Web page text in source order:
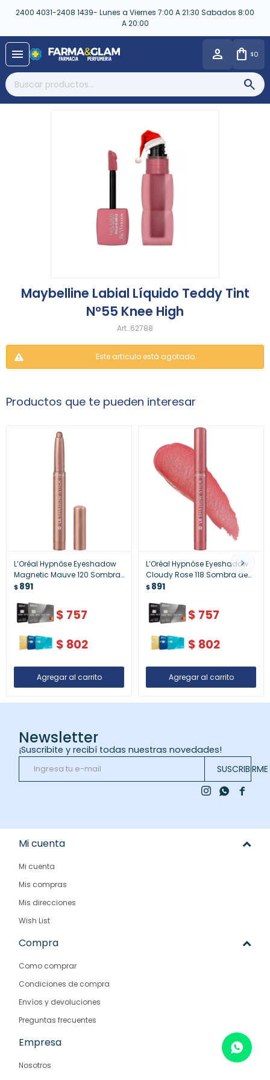
2400 4031-2408 1439- Lunes a Viernes 7:00 A 21:30 Sabados 8:00
A 20:00
menu $0
Maybelline Labial Líquido Teddy Tint
N°55 Knee High
62788
Este artículo está agotado.
Productos que te pueden interesar
L’Oréal Hypnôse Eyeshadow
Magnetic Mauve 120 Sombra
de Ojos
$891
$ 757
$ 802
L’Oréal Hypnôse Eyeshadow
Cloudy Rose 118 Sombra de
Ojos
$891
$ 757
$ 802
Newsletter
¡Suscribite y recibí todas nuestras novedades!
SUSCRIBIRME

 
Mi cuenta
Mi cuenta
Mis compras
Mis direcciones
Wish List
Compra
Como comprar
Condiciones de compra
Envíos y devoluciones
Preguntas frecuentes
Empresa
Nosotros